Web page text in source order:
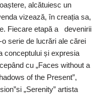
alcătuiesc un
vizează, în creația sa,
Fiecare etapă a devenirii
serie de lucrări ale cărei
conceptului și expresia
cu „Faces without a
of the Present”,
„Serenity” artista